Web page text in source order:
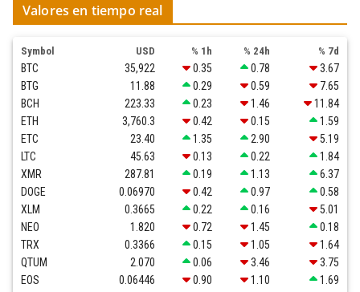
Valores en tiempo real
Symbol USD % 1h % 24h % 7d
BTC 35,922 0.35 0.78
3.67
BTG
11.88 0.29 0.59
7.65
BCH
223.33 0.23 1.46
11.84
ETH
3,760.3 0.42 0.15
1.59
ETC
23.40 1.35 2.90
5.19
LTC
45.63 0.13 0.22
1.84
XMR
287.81 0.19 1.13
6.37
DOGE
0.06970 0.42 0.97
0.58
XLM
0.3665 0.22 0.16
5.01
NEO
1.820 0.72 1.45
0.18
TRX
0.3366 0.15 1.05
1.64
QTUM
2.070 0.06 3.46
3.75
EOS
0.06446 0.90 1.10 1.69